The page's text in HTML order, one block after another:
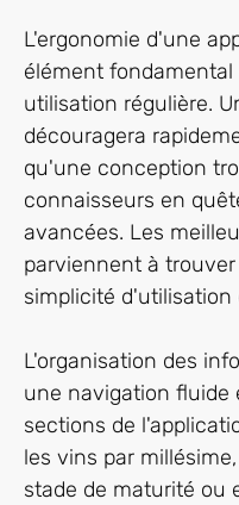
L'ergonomie d'une
élément
utilisation régulière.
découragera
qu'une conception
connaisseurs en
avancées. Les
parviennent à
simplicité
L'organisation des
une navigation fluide
sections de
les vins par
stade de maturité ou